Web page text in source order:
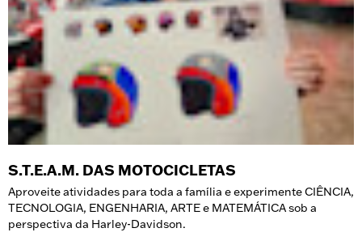
S.T.E.A.M. DAS MOTOCICLETAS
Aproveite atividades para toda a família e experimente CIÊNCIA,
TECNOLOGIA, ENGENHARIA, ARTE e MATEMÁTICA sob a
perspectiva da Harley-Davidson.